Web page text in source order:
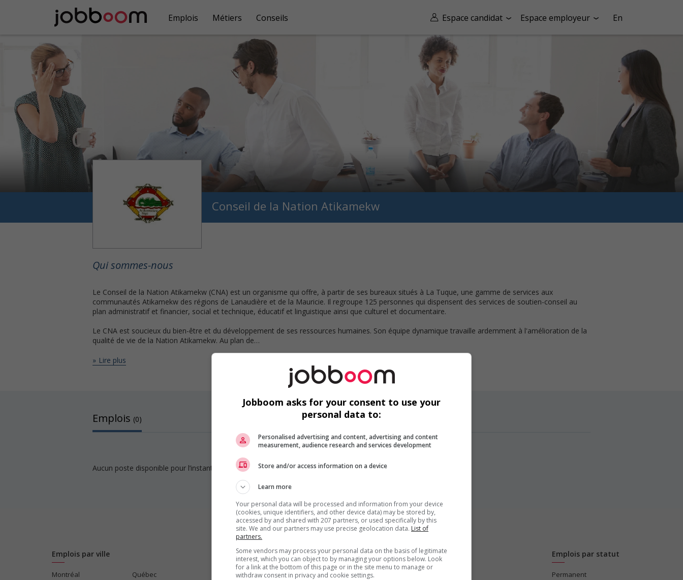
Espace candidat Espace employeur En
Emplois Métiers Conseils
Conseil de la Nation Atikamekw
Qui sommes-nous
Le Conseil de la Nation Atikamekw (CNA) est un organisme qui offre, à partir de ses bureaux situés à La Tuque, une gamme de services aux
communautés Atikamekw des régions de Lanaudière et de la Mauricie. Il regroupe 125 personnes qui dispensent des services de soutien-conseil au
plan administratif et financier, social et technique, éducatif et linguistique ainsi que culturel et documentaire.
Le CNA est soucieux du bien-être et du développement de ses ressources humaines. Son équipe dynamique travaille ardemment à l'amélioration de la
qualité de vie de la Nation Atikamekw. Au plan de…
Lire plus
Emplois (0)
Aucun poste disponible pour l’instant. Revenez nous voir!
Emplois par ville
Montréal
Québec
Emplois par secteur
Arts et métiers de la mode Automobile et transport
Emplois par statut
Permanent
Jobboom asks for your consent to use your
personal data to:
Personalised advertising and content, advertising and content
measurement, audience research and services development
Store and/or access information on a device
Learn more
Your personal data will be processed and information from your device
(cookies, unique identifiers, and other device data) may be stored by,
accessed by and shared with 207 partners, or used specifically by this
site. We and our partners may use precise geolocation data. List of
partners.
Some vendors may process your personal data on the basis of legitimate
interest, which you can object to by managing your options below. Look
for a link at the bottom of this page or in the site menu to manage or
withdraw consent in privacy and cookie settings.